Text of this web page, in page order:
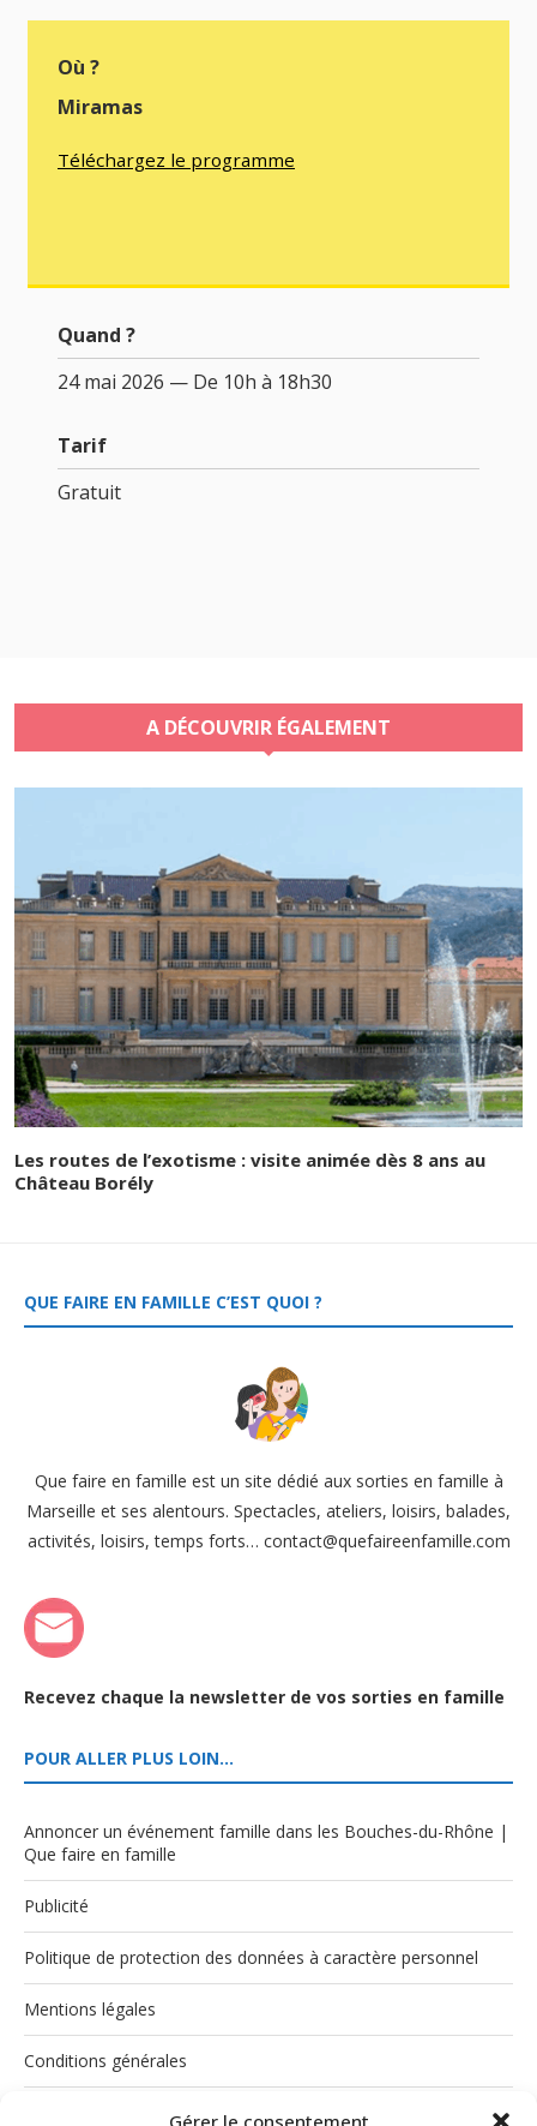
Gérer le consentement
Où ?
Miramas
Téléchargez le programme
Quand ?
24 mai 2026 — De 10h à 18h30
Tarif
Gratuit
A DÉCOUVRIR ÉGALEMENT
Les routes de l’exotisme : visite animée dès 8 ans au
Château Borély
QUE FAIRE EN FAMILLE C’EST QUOI ?
Que faire en famille est un site dédié aux sorties en famille à
Marseille et ses alentours. Spectacles, ateliers, loisirs, balades,
activités, loisirs, temps forts… contact@quefaireenfamille.com
Recevez chaque la newsletter de vos sorties en famille
POUR ALLER PLUS LOIN…
Annoncer un événement famille dans les Bouches-du-Rhône |
Que faire en famille
Publicité
Politique de protection des données à caractère personnel
Mentions légales
Conditions générales
Politique de cookies (UE)